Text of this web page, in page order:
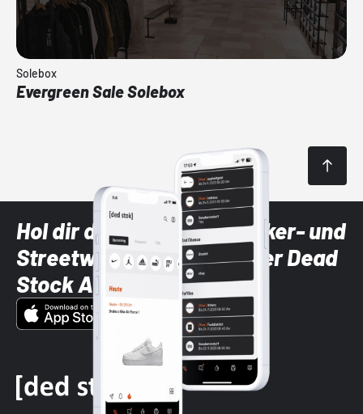
Solebox
Evergreen Sale Solebox
Hol dir die neuesten Sneaker- und
Streetwear-Brands mit der Dead
Stock App